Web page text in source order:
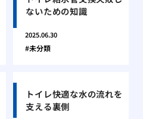
ないための知識
2025.06.30
未分類
トイレ快適な水の流れを
支える裏側